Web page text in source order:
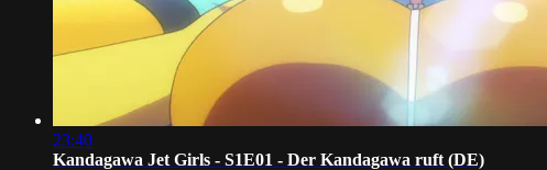
23:40
Kandagawa Jet Girls - S1E01 - Der Kandagawa ruft (DE)